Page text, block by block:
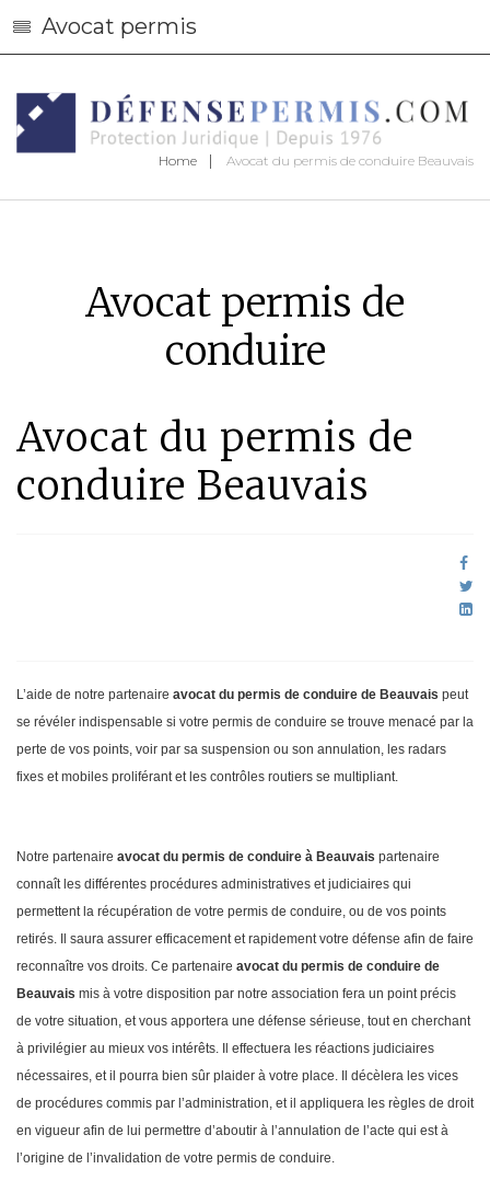
Avocat permis
Home Avocat du permis de conduire Beauvais
Avocat permis de
conduire
Avocat du permis de
conduire Beauvais
L’aide de notre partenaire avocat du permis de conduire de Beauvais peut
se révéler indispensable si votre permis de conduire se trouve menacé par la
perte de vos points, voir par sa suspension ou son annulation, les radars
fixes et mobiles proliférant et les contrôles routiers se multipliant.
Notre partenaire avocat du permis de conduire à Beauvais partenaire
connaît les différentes procédures administratives et judiciaires qui
permettent la récupération de votre permis de conduire, ou de vos points
retirés. Il saura assurer efficacement et rapidement votre défense afin de faire
reconnaître vos droits. Ce partenaire avocat du permis de conduire de
Beauvais mis à votre disposition par notre association fera un point précis
de votre situation, et vous apportera une défense sérieuse, tout en cherchant
à privilégier au mieux vos intérêts. Il effectuera les réactions judiciaires
nécessaires, et il pourra bien sûr plaider à votre place. Il décèlera les vices
de procédures commis par l’administration, et il appliquera les règles de droit
en vigueur afin de lui permettre d’aboutir à l’annulation de l’acte qui est à
l’origine de l’invalidation de votre permis de conduire.